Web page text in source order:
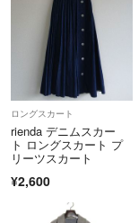
ロングスカート
rienda デニムスカー
ト ロングスカート プ
リーツスカート
¥2,600